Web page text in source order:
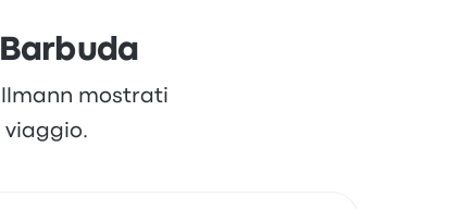
mostrati
viaggio.